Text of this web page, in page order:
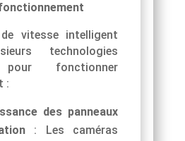
vitesse intelligent
technologies
pour fonctionner
:
des panneaux
: Les caméras